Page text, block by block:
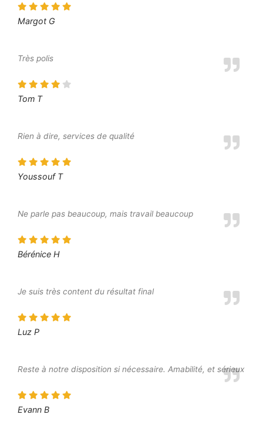
Margot G
Très polis
Tom T
Rien à dire, services de qualité
Youssouf T
Ne parle pas beaucoup, mais travail beaucoup
Bérénice H
Je suis très content du résultat final
Luz P
Reste à notre disposition si nécessaire. Amabilité, et sérieux
Evann B